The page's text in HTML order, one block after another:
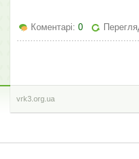
Коментарі: 0
vrk3.org.ua